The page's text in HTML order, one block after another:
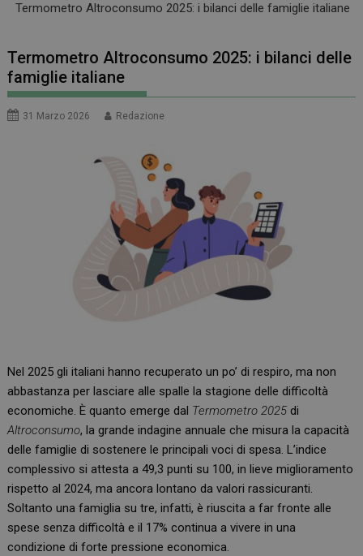
Termometro Altroconsumo 2025: i bilanci delle famiglie italiane
Termometro Altroconsumo 2025: i bilanci delle
famiglie italiane
31 Marzo 2026 Redazione
Nel 2025 gli italiani hanno recuperato un po’ di respiro, ma non
abbastanza per lasciare alle spalle la stagione delle difficoltà
economiche. È quanto emerge dal Termometro 2025 di
Altroconsumo, la grande indagine annuale che misura la capacità
delle famiglie di sostenere le principali voci di spesa. L’indice
complessivo si attesta a 49,3 punti su 100, in lieve miglioramento
rispetto al 2024, ma ancora lontano da valori rassicuranti.
Soltanto una famiglia su tre, infatti, è riuscita a far fronte alle
spese senza difficoltà e il 17% continua a vivere in una
condizione di forte pressione economica.